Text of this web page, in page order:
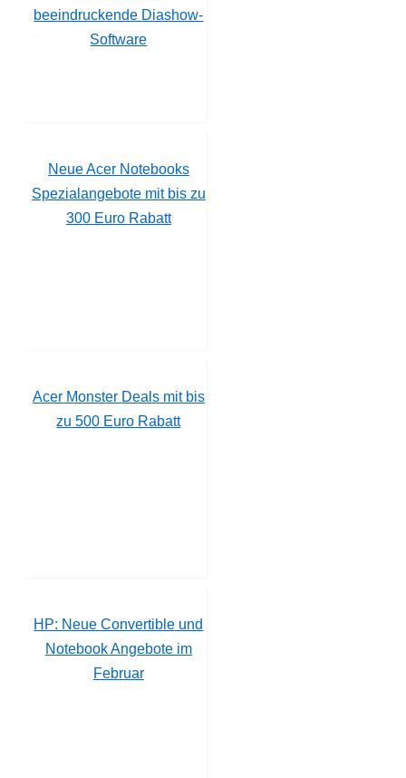
beeindruckende Diashow-
Software
Neue Acer Notebooks
Spezialangebote mit bis zu
300 Euro Rabatt
Acer Monster Deals mit bis
zu 500 Euro Rabatt
HP: Neue Convertible und
Notebook Angebote im
Februar